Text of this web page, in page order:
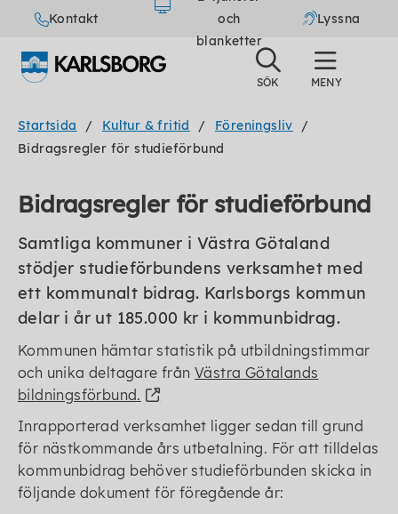
Kontakt
och
blanketter
Lyssna
Startsida Kultur & fritid
Föreningsliv
Bidragsregler för studieförbund
Bidragsregler för studieförbund
Samtliga kommuner i Västra Götaland
stödjer studieförbundens verksamhet med
ett kommunalt bidrag. Karlsborgs kommun
delar i år ut 185.000 kr i kommunbidrag.
Kommunen hämtar statistik på utbildningstimmar
och unika deltagare från Västra Götalands
bildningsförbund.
Inrapporterad verksamhet ligger sedan till grund
för nästkommande års utbetalning. För att tilldelas
kommunbidrag behöver studieförbunden skicka in
följande dokument för föregående år: